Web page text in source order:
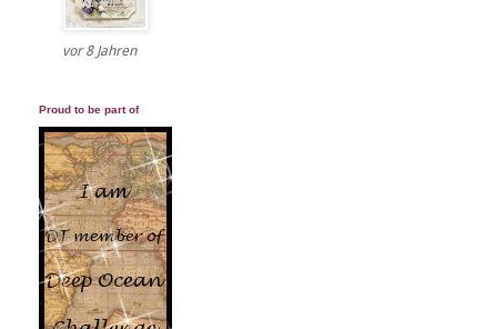
vor 8 Jahren
Proud to be part of